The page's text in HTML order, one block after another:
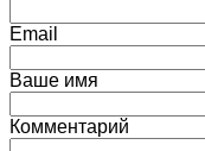
Email
Ваше имя
Комментарий